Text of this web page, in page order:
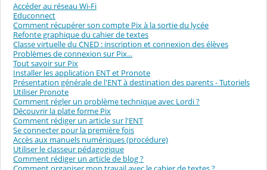
Accéder au réseau Wi-Fi
Educonnect
Comment récupérer son compte Pix à la sortie du lycée
Refonte graphique du cahier de textes
Classe virtuelle du CNED : inscription et connexion des élèves
Problèmes de connexion sur Pix...
Tout savoir sur Pix
Installer les application ENT et Pronote
Présentation générale de l'ENT à destination des parents - Tutoriels
Utiliser Pronote
Comment régler un problème technique avec Lordi ?
Découvrir la plate forme Pix
Comment rédiger un article sur l'ENT
Se connecter pour la première fois
Accès aux manuels numériques (procédure)
Utiliser le classeur pédagogique
Comment rédiger un article de blog ?